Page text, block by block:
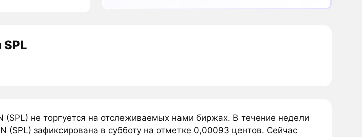
не торгуется на отслеживаемых нами биржах. В течение недели
(SPL) зафиксирована в субботу на отметке 0,00093 центов. Сейчас